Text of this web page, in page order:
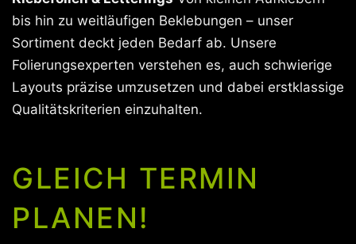
bis hin zu weitläufigen Beklebungen – unser
Sortiment deckt jeden Bedarf ab. Unsere
Folierungsexperten verstehen es, auch schwierige
Layouts präzise umzusetzen und dabei erstklassige
Qualitätskriterien einzuhalten.
GLEICH TERMIN
PLANEN!